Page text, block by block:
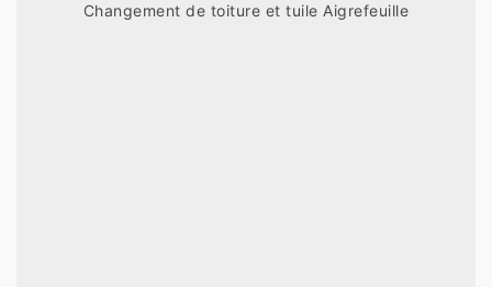
Changement de toiture et tuile Aigrefeuille